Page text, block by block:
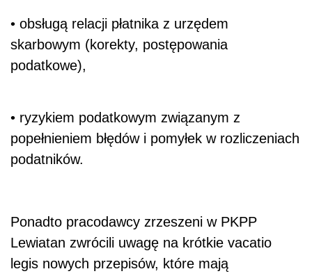
• obsługą relacji płatnika z urzędem
skarbowym (korekty, postępowania
podatkowe),
• ryzykiem podatkowym związanym z
popełnieniem błędów i pomyłek w rozliczeniach
podatników.
Ponadto pracodawcy zrzeszeni w PKPP
Lewiatan zwrócili uwagę na krótkie vacatio
legis nowych przepisów, które mają